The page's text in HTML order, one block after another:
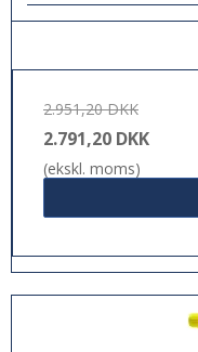
2.951,20 DKK
2.791,20 DKK
(ekskl. moms)